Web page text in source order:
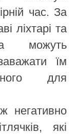
час. За
ліхтарі та
можуть
їм
для
негативно
які